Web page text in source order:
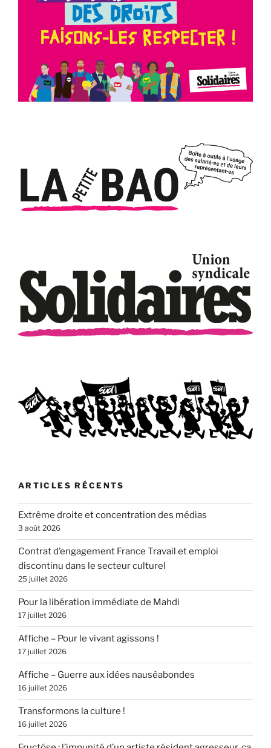
ARTICLES RÉCENTS
Extrême droite et concentration des médias
3 août 2026
Contrat d’engagement France Travail et emploi
discontinu dans le secteur culturel
25 juillet 2026
Pour la libération immédiate de Mahdi
17 juillet 2026
Affiche – Pour le vivant agissons !
17 juillet 2026
Affiche – Guerre aux idées nauséabondes
16 juillet 2026
Transformons la culture !
16 juillet 2026